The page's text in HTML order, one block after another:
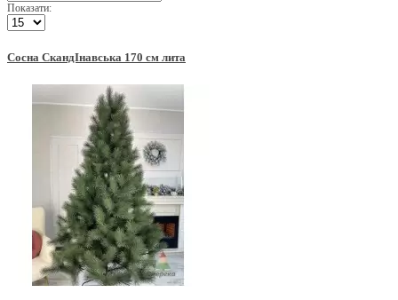
Показати:
Сосна СкандІнавська 170 см лита